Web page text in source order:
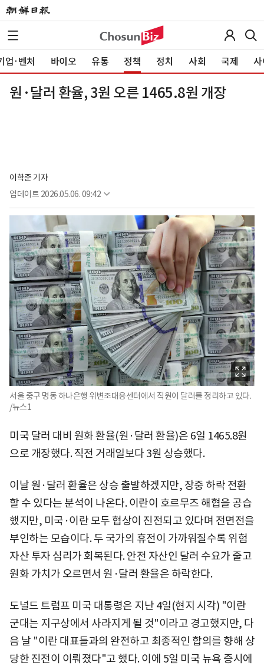
업·벤처 바이오 유통 정책 정치 사회 국제 사
원·달러 환율, 3원 오른 1465.8원 개장
이학준 기자
업데이트 2026.05.06. 09:42
서울 중구 명동 하나은행 위변조대응센터에서 직원이 달러를 정리하고 있다.
/뉴스1
미국 달러 대비 원화 환율(원·달러 환율)은 6일 1465.8원
으로 개장했다. 직전 거래일보다 3원 상승했다.
이날 원·달러 환율은 상승 출발하겠지만, 장중 하락 전환
할 수 있다는 분석이 나온다. 이란이 호르무즈 해협을 공습
했지만, 미국·이란 모두 협상이 진전되고 있다며 전면전을
부인하는 모습이다. 두 국가의 휴전이 가까워질수록 위험
자산 투자 심리가 회복된다. 안전 자산인 달러 수요가 줄고
원화 가치가 오르면서 원·달러 환율은 하락한다.
도널드 트럼프 미국 대통령은 지난 4일(현지 시각) "이란
군대는 지구상에서 사라지게 될 것"이라고 경고했지만, 다
음 날 "이란 대표들과의 완전하고 최종적인 합의를 향해 상
당한 진전이 이뤄졌다"고 했다. 이에 5일 미국 뉴욕 증시에